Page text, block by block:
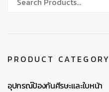
PRODUCT CATEGORY
อุปกรณ์ป้องกันศีรษะและใบหน้า